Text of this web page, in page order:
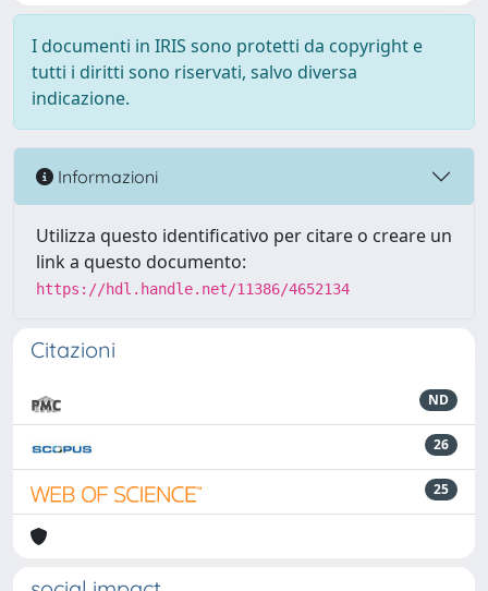
I documenti in IRIS sono protetti da copyright e
tutti i diritti sono riservati, salvo diversa
indicazione.
Informazioni
Utilizza questo identificativo per citare o creare un
link a questo documento:
https://hdl.handle.net/11386/4652134
Citazioni
ND
26
25